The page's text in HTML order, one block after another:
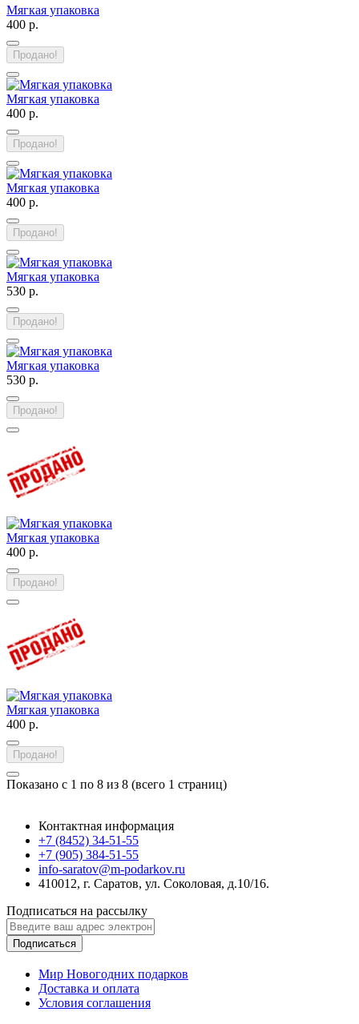
Мягкая упаковка
400 р.
Продано!
Мягкая упаковка
400 р.
Продано!
Мягкая упаковка
400 р.
Продано!
Мягкая упаковка
530 р.
Продано!
Мягкая упаковка
530 р.
Продано!
Мягкая упаковка
400 р.
Продано!
Мягкая упаковка
400 р.
Продано!
Показано с 1 по 8 из 8 (всего 1 страниц)
Контактная информация
+7 (8452) 34-51-55
+7 (905) 384-51-55
info-saratov@m-podarkov.ru
410012, г. Саратов, ул. Соколовая, д.10/16.
Подписаться на рассылку
Подписаться
Мир Новогодних подарков
Доставка и оплата
Условия соглашения